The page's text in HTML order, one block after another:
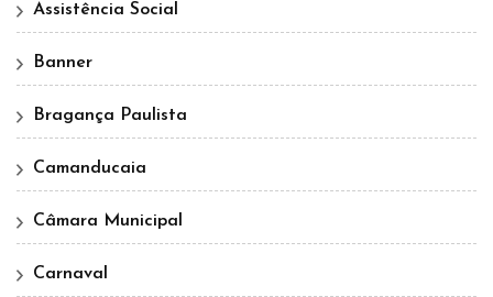
Assistência Social
Banner
Bragança Paulista
Camanducaia
Câmara Municipal
Carnaval